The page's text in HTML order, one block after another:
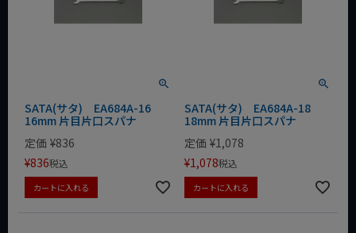
SATA(サタ) EA684A-16
16mm 片目片口スパナ
定価 ¥836
¥836税込
カートに入れる
SATA(サタ) EA684A-18
18mm 片目片口スパナ
定価 ¥1,078
¥1,078税込
カートに入れる